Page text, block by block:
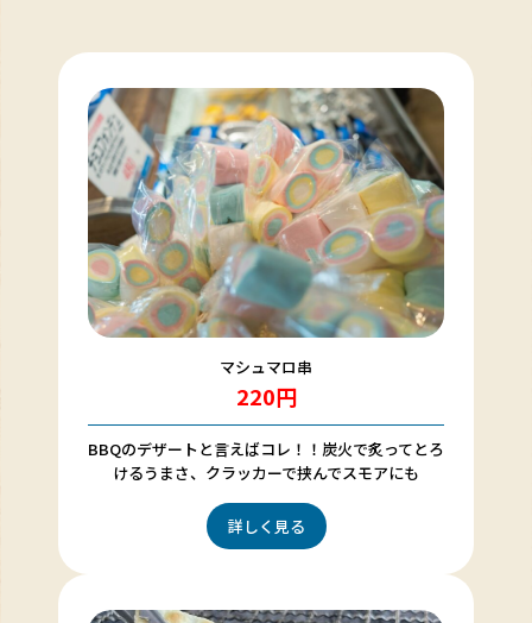
マシュマロ串
220円
BBQのデザートと言えばコレ！！炭火で炙ってとろ
けるうまさ、クラッカーで挟んでスモアにも
詳しく見る